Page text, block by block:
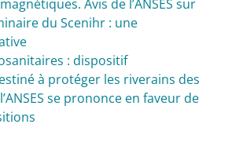
Avis de l’ANSES sur
du Scenihr : une
: dispositif
à protéger les riverains des
se prononce en faveur de